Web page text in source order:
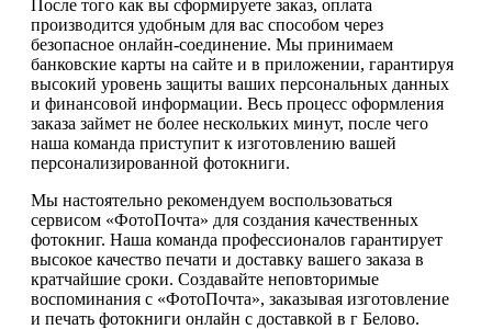
После того как вы сформируете заказ, оплата
производится удобным для вас способом через
безопасное онлайн-соединение. Мы принимаем
банковские карты на сайте и в приложении, гарантируя
высокий уровень защиты ваших персональных данных
и финансовой информации. Весь процесс оформления
заказа займет не более нескольких минут, после чего
наша команда приступит к изготовлению вашей
персонализированной фотокниги.
Мы настоятельно рекомендуем воспользоваться
сервисом «ФотоПочта» для создания качественных
фотокниг. Наша команда профессионалов гарантирует
высокое качество печати и доставку вашего заказа в
кратчайшие сроки. Создавайте неповторимые
воспоминания с «ФотоПочта», заказывая изготовление
и печать фотокниги онлайн с доставкой в г Белово.